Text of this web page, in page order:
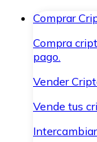
Comprar
Compra
pago.
Vender
Vende tus